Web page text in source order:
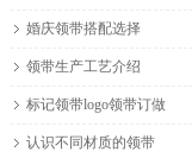
婚庆领带搭配选择
领带生产工艺介绍
标记领带logo领带订做
认识不同材质的领带